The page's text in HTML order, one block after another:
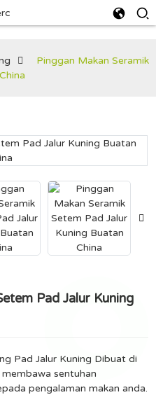
Pinggan Makan Seramik
Pad Jalur Kuning
Pad Jalur Kuning Dibuat di
sentuhan
pengalaman makan anda.